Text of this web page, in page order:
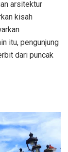
arsitektur
kisah
itu, pengunjung
dari puncak